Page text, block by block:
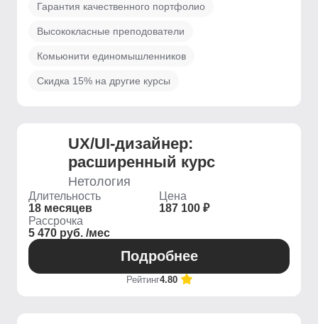
Гарантия качественного портфолио
Высококласные преподователи
Комьюнити единомышленников
Скидка 15% на другие курсы
UX/UI-дизайнер:
расширенный курс
Нетология
Длительность
18 месяцев
Цена
187 100 ₽
Рассрочка
5 470 руб. /мес
Подробнее
Рейтинг4.80